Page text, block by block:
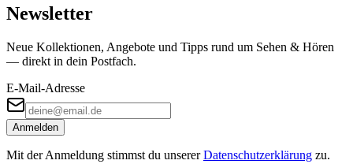
Newsletter
Neue Kollektionen, Angebote und Tipps rund um Sehen & Hören
— direkt in dein Postfach.
E-Mail-Adresse
Anmelden
Mit der Anmeldung stimmst du unserer Datenschutzerklärung zu.